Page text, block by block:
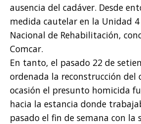
ausencia del cadáver. Desde
medida cautelar en la Unidad
Nacional de Rehabilitación,
Comcar.
En tanto, el pasado 22 de
ordenada la reconstrucción del
ocasión el presunto homicida
hacia la estancia donde
pasado el fin de semana con la